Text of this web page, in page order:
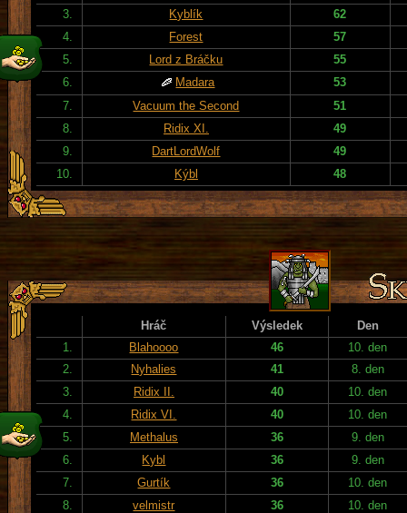
3.
Kyblík
62
4.
Forest
57
5.
Lord z Bráčku
55
6.
Madara
53
7.
Vacuum the Second
51
8.
Ridix XI.
49
9.
DartLordWolf
49
10.
Kýbl 48
Hráč Výsledek
Den
1.
Blahoooo 46
10. den
2.
Nyhalies 41
8. den
3.
Ridix II. 40
10. den
4.
Ridix VI. 40
10. den
5.
Methalus 36
9. den
6.
Kybl 36
9. den
7.
Gurtík 36
10. den
8.
velmistr 36
10. den